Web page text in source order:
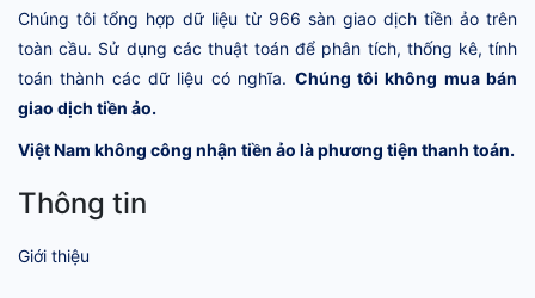
Chúng tôi tổng hợp dữ liệu từ 966 sàn giao dịch tiền ảo trên
toàn cầu. Sử dụng các thuật toán để phân tích, thống kê, tính
toán thành các dữ liệu có nghĩa. Chúng tôi không mua bán
giao dịch tiền ảo.
Việt Nam không công nhận tiền ảo là phương tiện thanh toán.
Thông tin
Giới thiệu